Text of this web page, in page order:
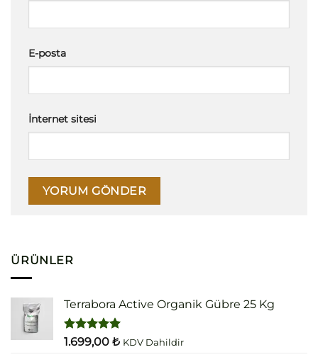
E-posta
İnternet sitesi
ÜRÜNLER
Terrabora Active Organik Gübre 25 Kg
5 üzerinden
oy
1.699,00 ₺ KDV Dahildir